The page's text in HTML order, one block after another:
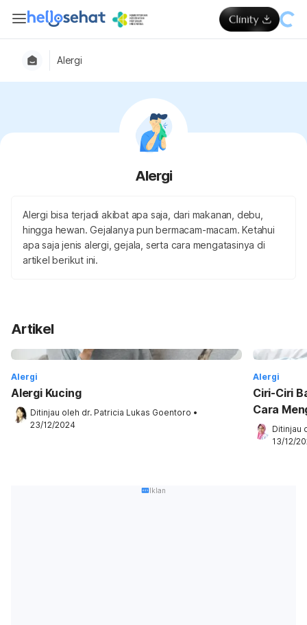
Alergi
Alergi
Alergi bisa terjadi akibat apa saja, dari makanan, debu,
hingga hewan. Gejalanya pun bermacam-macam. Ketahui
apa saja jenis alergi, gejala, serta cara mengatasinya di
artikel berikut ini.
Artikel
Alergi
Alergi Kucing
Ditinjau oleh dr. Patricia Lukas Goentoro •
23/12/2024
Alergi
Ciri-Ciri
Cara
Ditinjau
13/12/
Iklan